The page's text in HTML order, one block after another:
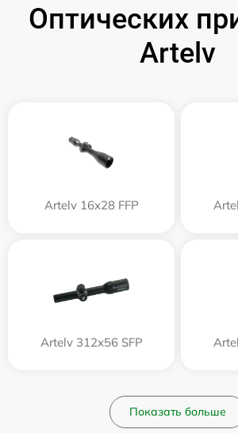
Оптических
Artelv
Artelv 16x28 FFP
Artelv 312x56 SFP
Показать больше